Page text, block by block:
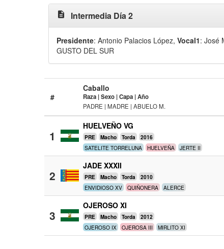
description Intermedia Día 2
Presidente: Antonio Palacios López, Vocal1: José
GUSTO DEL SUR
#
Caballo
Raza | Sexo | Capa | Año
PADRE | MADRE | ABUELO M.
1
HUELVEÑO VG
PRE Macho Torda 2016
SATELITE TORRELUNA HUELVEÑA JERTE II
2
JADE XXXII
PRE Macho Torda 2010
ENVIDIOSO XV QUIÑONERA ALERCE
3
OJEROSO XI
PRE Macho Torda 2012
OJEROSO IX OJEROSA III MIRLITO XI